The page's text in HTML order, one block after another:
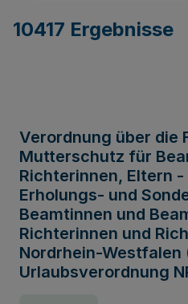
10417 Ergebnisse
Verordnung über die
Mutterschutz für
Richterinnen, Eltern
Erholungs- und
Beamtinnen und
Richterinnen und
Nordrhein-
Urlaubsverordnung